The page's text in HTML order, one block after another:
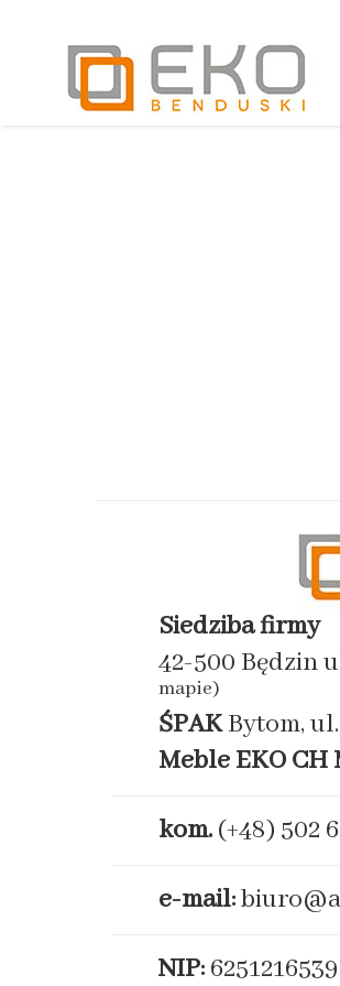
Siedziba firmy
42-500 Będzin
mapie)
ŚPAKBytom,
Meble EKO CH
kom. (+48) 502
e-mail:
NIP: 6251216539